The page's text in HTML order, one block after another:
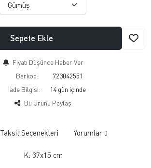
Sepete Ekle
Fiyatı Düşünce Haber Ver
Barkod:
723042551
İade Bilgisi:
Bu Ürünü Paylaş
Taksit Seçenekleri Yorumlar 0
K: 37x15 cm